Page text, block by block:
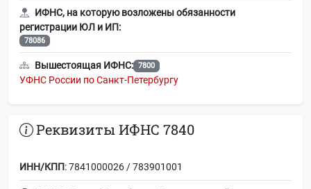
ИФНС, на которую возложены обязанности
регистрации ЮЛ и ИП:
78086
Вышестоящая ИФНС: 7800
УФНС России по Санкт-Петербургу
Реквизиты ИФНС 7840
ИНН/КПП: 7841000026 / 783901001